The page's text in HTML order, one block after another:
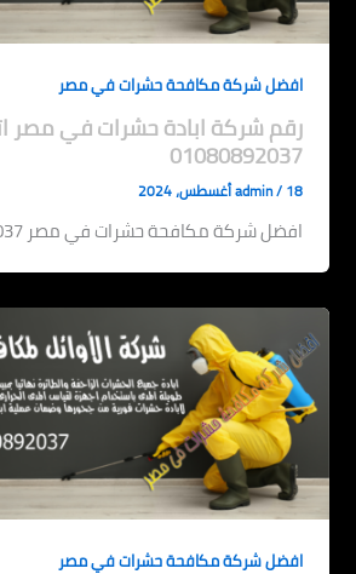
افضل شركة مكافحة حشرات في مصر
رقم شركة ابادة حشرات في مصر
01080892037
admin/18 أغسطس، 2024
افضل شركة مكافحة حشرات في مصر 01080892037
افضل شركة مكافحة حشرات في مصر